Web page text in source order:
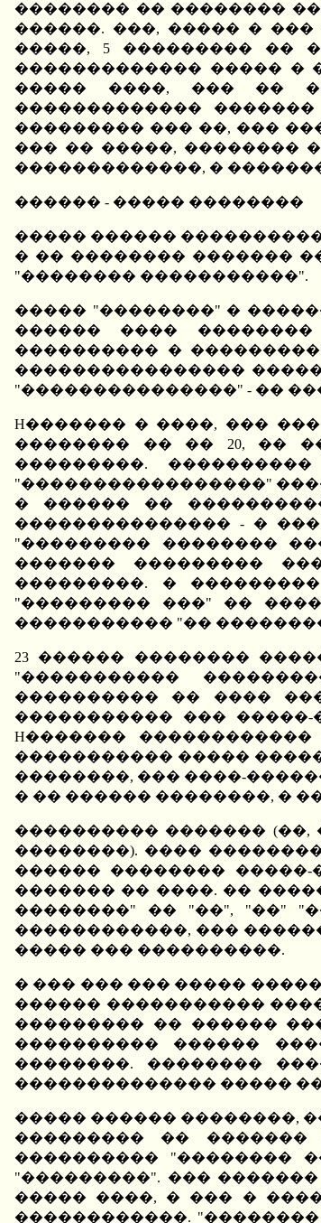
�������� �� ��������
������. ���, ����� � ���
�����, 5 ��������� ��
������������� ����� �
����� ����, ��� ��
�������������
��������� ��� ��, ���
��� �� �����, ��������
�������������, �
������ - ����� ��������
����� ������
� �� �������� �������
"�������� �����������".
����� "��������" �
������ ���� ��������
���������� �
����������������
"���������������" - ��
H������� � ����, ���
�������� �� �� 20, ��
���������.
"�����������������"
� ������ ��
��������������� - �
"��������� ��������
������� ���������
���������. �
"��������� ���" ��
����������� "��
23 ������ ��������
"�����������
���������� �� ����
����������� ���
H�������
����������� �����
��������, ��� ����-
� �� ������ ��������, �
���������� �������
��������). ����
������ ��������
������� �� ����. ��
��������" �� "��", "��"
������������, ���
����� ��� ����������.
� ��� ��� ��� �����
������ �����������
��������� �� ������
���������� ������
��������. ��������
�������������� �����
����� ������ ��������,
��������� �� �������
���������� "��������
"���������". ���
����� ����, � ��� �
������������.